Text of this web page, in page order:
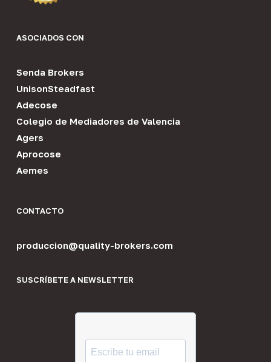
ASOCIADOS CON
Senda Brokers
UnisonSteadfast
Adecose
Colegio de Mediadores de Valencia
Agers
Aprocose
Aemes
CONTACTO
produccion@quality-brokers.com
SUSCRÍBETE A NEWSLETTER